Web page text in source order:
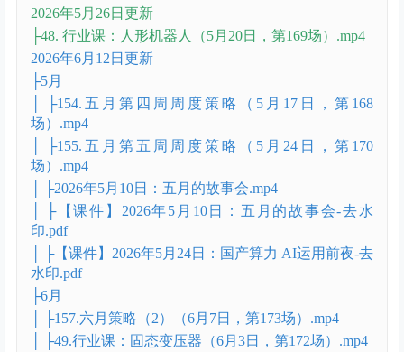
│ 20250728【看行业】牛市旗手上半年表现不佳！未
来是否会迎来表现时机？.mp3
│ 20250728齐观晨会：经济改善不多！光靠风险偏好
提升！行情未必会走的多远？.mp3
2026年5月22日更新
├154.五月第四周周度策略（5月17日，第168场） .mp4
├2026年5月10日：五月的故事会.mp4
├【课件】2026年5月10日：五月的故事会-.pdf
2026年5月26日更新
├48. 行业课：人形机器人（5月20日，第169场）.mp4
2026年6月12日更新
├5月
│ ├154.五月第四周周度策略（5月17日，第168
场）.mp4
│ ├155.五月第五周周度策略（5月24日，第170
场）.mp4